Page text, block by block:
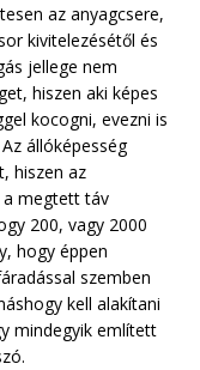
az anyagcsere,
kivitelezésétől és
jellege nem
hiszen aki képes
kocogni, evezni is
állóképesség
hiszen az
a megtett táv
200, vagy 2000
hogy éppen
szemben
kell alakítani
mindegyik említett